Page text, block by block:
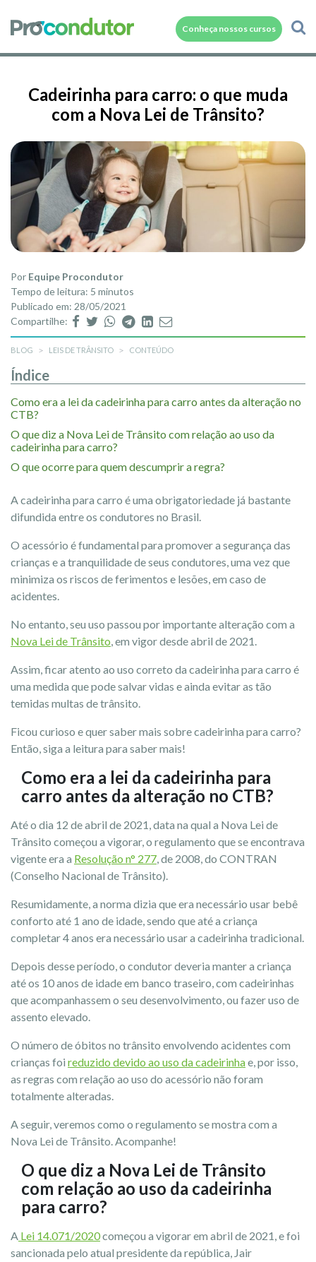
Conheça nossos cursos
Cadeirinha para carro: o que muda
com a Nova Lei de Trânsito?
Por Equipe Procondutor
Tempo de leitura: 5 minutos
Publicado em: 28/05/2021
Compartilhe:
BLOG LEIS DE TRÂNSITO CONTEÚDO
Índice
Como era a lei da cadeirinha para carro antes da alteração no
CTB?
O que diz a Nova Lei de Trânsito com relação ao uso da
cadeirinha para carro?
O que ocorre para quem descumprir a regra?
A cadeirinha para carro é uma obrigatoriedade já bastante
difundida entre os condutores no Brasil.
O acessório é fundamental para promover a segurança das
crianças e a tranquilidade de seus condutores, uma vez que
minimiza os riscos de ferimentos e lesões, em caso de
acidentes.
No entanto, seu uso passou por importante alteração com a
Nova Lei de Trânsito, em vigor desde abril de 2021.
Assim, ficar atento ao uso correto da cadeirinha para carro é
uma medida que pode salvar vidas e ainda evitar as tão
temidas multas de trânsito.
Ficou curioso e quer saber mais sobre cadeirinha para carro?
Então, siga a leitura para saber mais!
Como era a lei da cadeirinha para
carro antes da alteração no CTB?
Até o dia 12 de abril de 2021, data na qual a Nova Lei de
Trânsito começou a vigorar, o regulamento que se encontrava
vigente era a Resolução n° 277, de 2008, do CONTRAN
(Conselho Nacional de Trânsito).
Resumidamente, a norma dizia que era necessário usar bebê
conforto até 1 ano de idade, sendo que até a criança
completar 4 anos era necessário usar a cadeirinha tradicional.
Depois desse período, o condutor deveria manter a criança
até os 10 anos de idade em banco traseiro, com cadeirinhas
que acompanhassem o seu desenvolvimento, ou fazer uso de
assento elevado.
O número de óbitos no trânsito envolvendo acidentes com
crianças foi reduzido devido ao uso da cadeirinhae, por isso,
as regras com relação ao uso do acessório não foram
totalmente alteradas.
A seguir, veremos como o regulamento se mostra com a
Nova Lei de Trânsito. Acompanhe!
O que diz a Nova Lei de Trânsito
com relação ao uso da cadeirinha
para carro?
A Lei 14.071/2020começou a vigorar em abril de 2021, e foi
sancionada pelo atual presidente da república, Jair